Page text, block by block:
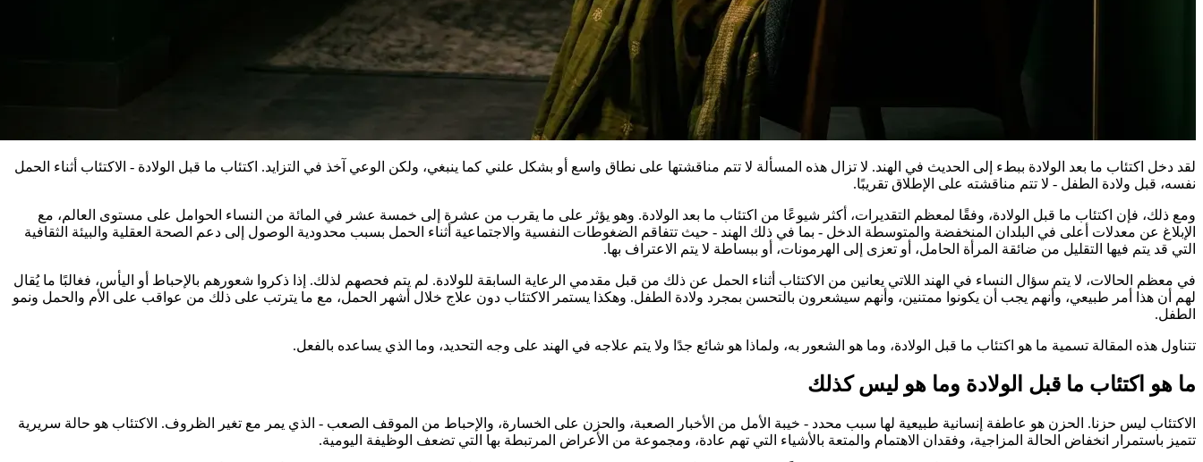
لقد دخل اكتئاب ما بعد الولادة ببطء إلى الحديث في الهند. لا تزال هذه المسألة لا تتم مناقشتها على نطاق واسع أو بشكل علني كما ينبغي، ولكن الوعي آخذ في التزايد. اكتئاب ما قبل الولادة - الاكتئاب أثناء الحمل
نفسه، قبل ولادة الطفل - لا تتم مناقشته على الإطلاق تقريبًا.
ومع ذلك، فإن اكتئاب ما قبل الولادة، وفقًا لمعظم التقديرات، أكثر شيوعًا من اكتئاب ما بعد الولادة. وهو يؤثر على ما يقرب من عشرة إلى خمسة عشر في المائة من النساء الحوامل على مستوى العالم، مع
الإبلاغ عن معدلات أعلى في البلدان المنخفضة والمتوسطة الدخل - بما في ذلك الهند - حيث تتفاقم الضغوطات النفسية والاجتماعية أثناء الحمل بسبب محدودية الوصول إلى دعم الصحة العقلية والبيئة الثقافية
التي قد يتم فيها التقليل من ضائقة المرأة الحامل، أو تعزى إلى الهرمونات، أو ببساطة لا يتم الاعتراف بها.
في معظم الحالات، لا يتم سؤال النساء في الهند اللاتي يعانين من الاكتئاب أثناء الحمل عن ذلك من قبل مقدمي الرعاية السابقة للولادة. لم يتم فحصهم لذلك. إذا ذكروا شعورهم بالإحباط أو اليأس، فغالبًا ما يُقال
لهم أن هذا أمر طبيعي، وأنهم يجب أن يكونوا ممتنين، وأنهم سيشعرون بالتحسن بمجرد ولادة الطفل. وهكذا يستمر الاكتئاب دون علاج خلال أشهر الحمل، مع ما يترتب على ذلك من عواقب على الأم والحمل ونمو
الطفل.
تتناول هذه المقالة تسمية ما هو اكتئاب ما قبل الولادة، وما هو الشعور به، ولماذا هو شائع جدًا ولا يتم علاجه في الهند على وجه التحديد، وما الذي يساعده بالفعل.
ما هو اكتئاب ما قبل الولادة وما هو ليس كذلك
الاكتئاب ليس حزنا. الحزن هو عاطفة إنسانية طبيعية لها سبب محدد - خيبة الأمل من الأخبار الصعبة، والحزن على الخسارة، والإحباط من الموقف الصعب - الذي يمر مع تغير الظروف. الاكتئاب هو حالة سريرية
تتميز باستمرار انخفاض الحالة المزاجية، وفقدان الاهتمام والمتعة بالأشياء التي تهم عادة، ومجموعة من الأعراض المرتبطة بها التي تضعف الوظيفة اليومية.